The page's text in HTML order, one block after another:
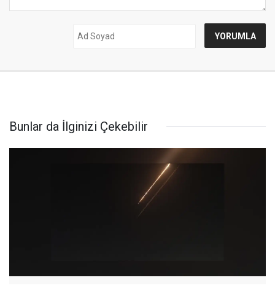
Bunlar da İlginizi Çekebilir